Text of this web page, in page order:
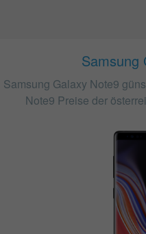
Samsung
Samsung Galaxy Note9
Note9 Preise der